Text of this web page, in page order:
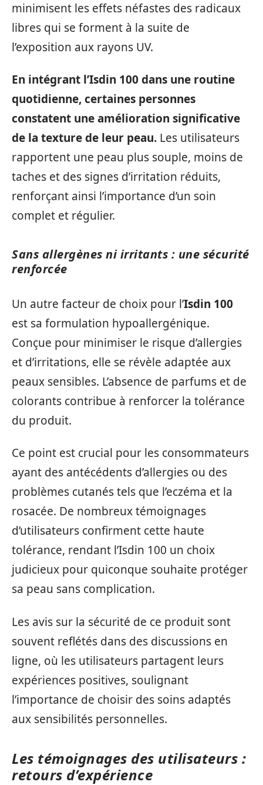
minimisent les effets néfastes des radicaux
libres qui se forment à la suite de
l’exposition aux rayons UV.
En intégrant l’Isdin 100 dans une routine
quotidienne, certaines personnes
constatent une amélioration significative
de la texture de leur peau. Les utilisateurs
rapportent une peau plus souple, moins de
taches et des signes d’irritation réduits,
renforçant ainsi l’importance d’un soin
complet et régulier.
Sans allergènes ni irritants : une sécurité
renforcée
Un autre facteur de choix pour l’Isdin 100
est sa formulation hypoallergénique.
Conçue pour minimiser le risque d’allergies
et d’irritations, elle se révèle adaptée aux
peaux sensibles. L’absence de parfums et de
colorants contribue à renforcer la tolérance
du produit.
Ce point est crucial pour les consommateurs
ayant des antécédents d’allergies ou des
problèmes cutanés tels que l’eczéma et la
rosacée. De nombreux témoignages
d’utilisateurs confirment cette haute
tolérance, rendant l’Isdin 100 un choix
judicieux pour quiconque souhaite protéger
sa peau sans complication.
Les avis sur la sécurité de ce produit sont
souvent reflétés dans des discussions en
ligne, où les utilisateurs partagent leurs
expériences positives, soulignant
l’importance de choisir des soins adaptés
aux sensibilités personnelles.
Les témoignages des utilisateurs :
retours d’expérience